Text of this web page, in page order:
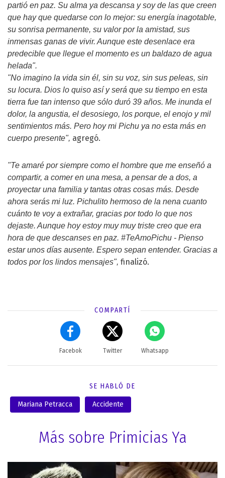
partió en paz. Su alma ya descansa y soy de las que creen
que hay que quedarse con lo mejor: su energía inagotable,
su sonrisa permanente, su valor por la amistad, sus
inmensas ganas de vivir. Aunque este desenlace era
predecible que llegue el momento es un baldazo de agua
helada".
"No imagino la vida sin él, sin su voz, sin sus peleas, sin
su locura. Dios lo quiso así y será que su tiempo en esta
tierra fue tan intenso que sólo duró 39 años. Me inunda el
dolor, la angustia, el desosiego, los porque, el enojo y mil
sentimientos más. Pero hoy mi Pichu ya no esta más en
cuerpo presente", agregó.
"Te amaré por siempre como el hombre que me enseñó a
compartir, a comer en una mesa, a pensar de a dos, a
proyectar una familia y tantas otras cosas más. Desde
ahora serás mi luz. Pichulito hermoso de la nena cuanto
cuánto te voy a extrañar, gracias por todo lo que nos
dejaste. Aunque hoy estoy muy muy triste creo que era
hora de que descanses en paz. #TeAmoPichu - Pienso
estar unos días ausente. Espero sepan entender. Gracias a
todos por los lindos mensajes", finalizó.
COMPARTÍ
Facebok Twitter Whatsapp
SE HABLÓ DE
Mariana Petracca Accidente
Más sobre Primicias Ya